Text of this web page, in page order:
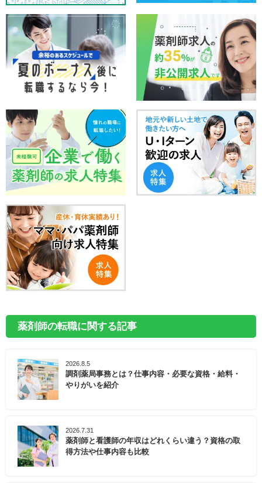
薬剤師の転職に関する記事
2026.8.5
調剤薬局事務とは？仕事内容・必要な資格・給料・
やりがいを紹介
2026.7.31
薬剤師と看護師の年収はどれくらい違う？資格の取
得方法や仕事内容も比較